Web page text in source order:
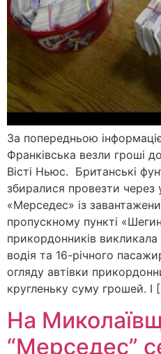
За попередньою
Франківська везли гроші
Вісті Ньюс. Британські
збиралися провезти через
«Мерседес» із
пропускному пункті
прикордонників викликала
водія та 16-річного
огляду автівки
кругленьку суму грошей. І
На
“Мерседес”